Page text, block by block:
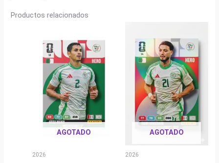
Productos relacionados
AGOTADO
2026
AGOTADO
2026